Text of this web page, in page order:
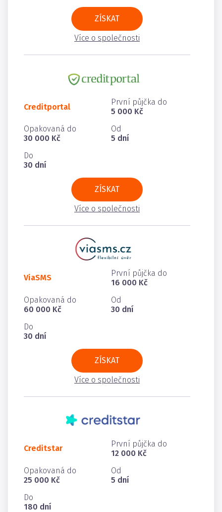
ZÍSKAT
Více o společnosti
Creditportal
První půjčka do
5 000 Kč
Opakovaná do
30 000 Kč
Od
5 dní
Do
30 dní
ZÍSKAT
Více o společnosti
ViaSMS
První půjčka do
16 000 Kč
Opakovaná do
60 000 Kč
Od
30 dní
Do
30 dní
ZÍSKAT
Více o společnosti
Creditstar
První půjčka do
12 000 Kč
Opakovaná do
25 000 Kč
Od
5 dní
Do
180 dní